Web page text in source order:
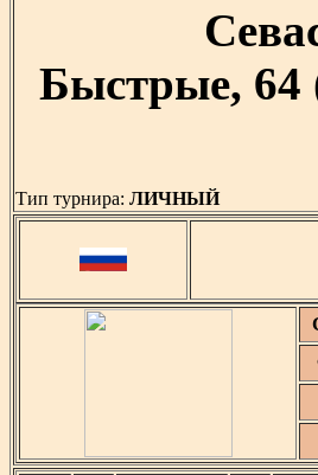
Быстрые, 64
Тип турнира: ЛИЧНЫЙ